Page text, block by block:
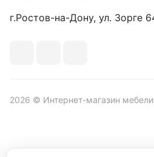
г.Ростов-на-Дону, ул. Зорге
2026 © Интернет-магазин